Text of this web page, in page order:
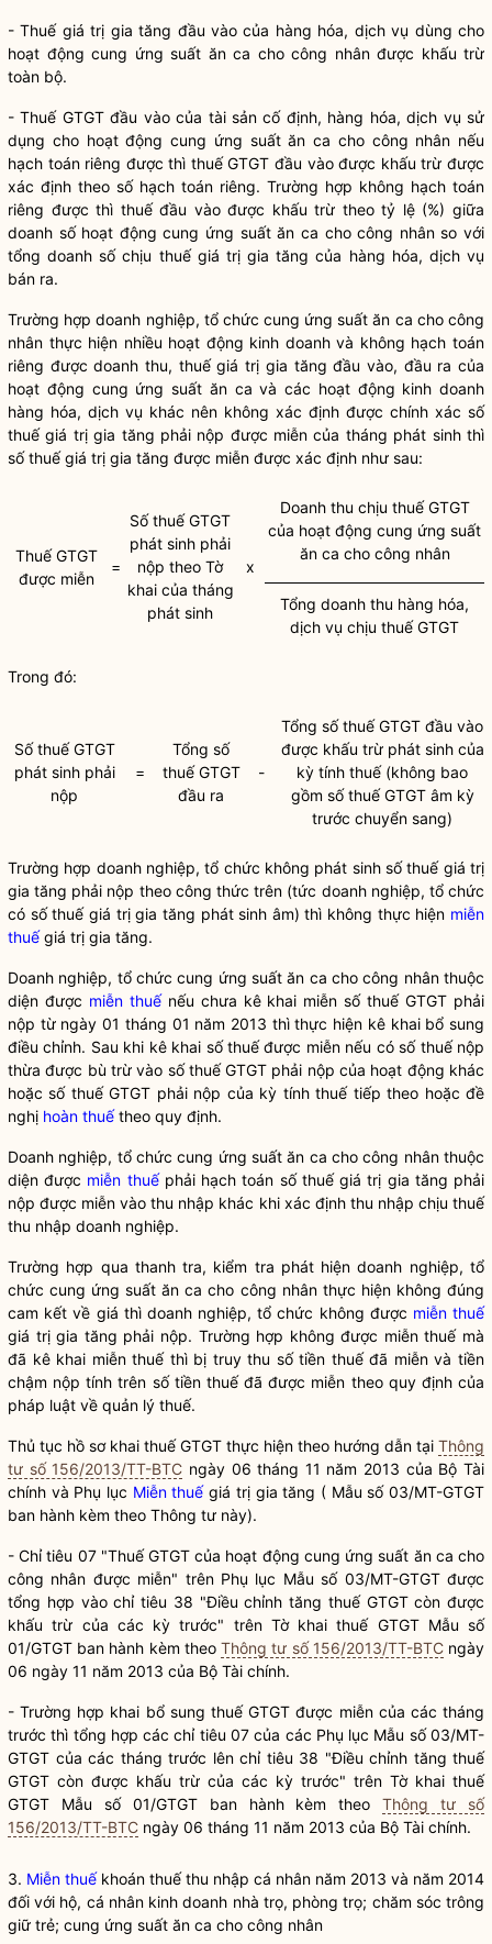
- Thuế giá trị gia tăng đầu vào của hàng hóa, dịch vụ dùng cho
hoạt động cung ứng suất ăn ca cho công nhân được khấu trừ
toàn bộ.
- Thuế GTGT đầu vào của tài sản cố định, hàng hóa, dịch vụ sử
dụng cho hoạt động cung ứng suất ăn ca cho công nhân nếu
hạch toán riêng được thì thuế GTGT đầu vào được khấu trừ được
xác định theo số hạch toán riêng. Trường hợp không hạch toán
riêng được thì thuế đầu vào được khấu trừ theo tỷ lệ (%) giữa
doanh số hoạt động cung ứng suất ăn ca cho công nhân so với
tổng doanh số chịu thuế giá trị gia tăng của hàng hóa, dịch vụ
bán ra.
Trường hợp doanh nghiệp, tổ chức cung ứng suất ăn ca cho công
nhân thực hiện nhiều hoạt động kinh doanh và không hạch toán
riêng được doanh thu, thuế giá trị gia tăng đầu vào, đầu ra của
hoạt động cung ứng suất ăn ca và các hoạt động kinh doanh
hàng hóa, dịch vụ khác nên không xác định được chính xác số
thuế giá trị gia tăng phải nộp được miễn của tháng phát sinh thì
số thuế giá trị gia tăng được miễn được xác định như sau:
Thuế GTGT
được miễn
=
Số thuế GTGT
phát sinh phải
nộp theo Tờ
khai của tháng
phát sinh
x
Doanh thu chịu thuế GTGT
của hoạt động cung ứng suất
ăn ca cho công nhân
Tổng doanh thu hàng hóa,
dịch vụ chịu thuế GTGT
Trong đó:
Số thuế GTGT
phát sinh phải
nộp
=
Tổng số
thuế GTGT
đầu ra
-
Tổng số thuế GTGT đầu vào
được khấu trừ phát sinh của
kỳ tính thuế (không bao
gồm số thuế GTGT âm kỳ
trước chuyển sang)
Trường hợp doanh nghiệp, tổ chức không phát sinh số thuế giá trị
gia tăng phải nộp theo công thức trên (tức doanh nghiệp, tổ chức
có số thuế giá trị gia tăng phát sinh âm) thì không thực hiện miễn
thuếgiá trị gia tăng.
Doanh nghiệp, tổ chức cung ứng suất ăn ca cho công nhân thuộc
diện được miễn thuếnếu chưa kê khai miễn số thuế GTGT phải
nộp từ ngày 01 tháng 01 năm 2013 thì thực hiện kê khai bổ sung
điều chỉnh. Sau khi kê khai số thuế được miễn nếu có số thuế nộp
thừa được bù trừ vào số thuế GTGT phải nộp của hoạt động khác
hoặc số thuế GTGT phải nộp của kỳ tính thuế tiếp theo hoặc đề
nghị hoàn thuếtheo quy định.
Doanh nghiệp, tổ chức cung ứng suất ăn ca cho công nhân thuộc
diện được miễn thuếphải hạch toán số thuế giá trị gia tăng phải
nộp được miễn vào thu nhập khác khi xác định thu nhập chịu thuế
thu nhập doanh nghiệp.
Trường hợp qua thanh tra, kiểm tra phát hiện doanh nghiệp, tổ
chức cung ứng suất ăn ca cho công nhân thực hiện không đúng
cam kết về giá thì doanh nghiệp, tổ chức không được miễn thuế
giá trị gia tăng phải nộp. Trường hợp không được miễn thuếmà
đã kê khai miễn thuếthì bị truy thu số tiền thuế đã miễn và tiền
chậm nộp tính trên số tiền thuế đã được miễn theo quy định của
pháp luật về quản lý thuế.
Thủ tục hồ sơ khai thuế GTGT thực hiện theo hướng dẫn tại Thông
tư số 156/2013/TT-BTC ngày 06 tháng 11 năm 2013 của Bộ Tài
chính và Phụ lục Miễn thuếgiá trị gia tăng ( Mẫu số 03/MT-GTGT
ban hành kèm theo Thông tư này).
- Chỉ tiêu 07 "Thuế GTGT của hoạt động cung ứng suất ăn ca cho
công nhân được miễn" trên Phụ lục Mẫu số 03/MT-GTGT được
tổng hợp vào chỉ tiêu 38 "Điều chỉnh tăng thuế GTGT còn được
khấu trừ của các kỳ trước" trên Tờ khai thuế GTGT Mẫu số
01/GTGT ban hành kèm theoThông tư số 156/2013/TT-BTCngày
06 ngày 11 năm 2013 của Bộ Tài chính.
- Trường hợp khai bổ sung thuế GTGT được miễn của các tháng
trước thì tổng hợp các chỉ tiêu 07 của các Phụ lục Mẫu số 03/MT-
GTGT của các tháng trước lên chỉ tiêu 38 "Điều chỉnh tăng thuế
GTGT còn được khấu trừ của các kỳ trước" trên Tờ khai thuế
GTGT Mẫu số 01/GTGT ban hành kèm theoThông tư số
156/2013/TT-BTC ngày 06 tháng 11 năm 2013 của Bộ Tài chính.
3. Miễn thuếkhoán thuế thu nhập cá nhân năm 2013 và năm 2014
đối với hộ, cá nhân kinh doanh nhà trọ, phòng trọ; chăm sóc trông
giữ trẻ; cung ứng suất ăn ca cho công nhân